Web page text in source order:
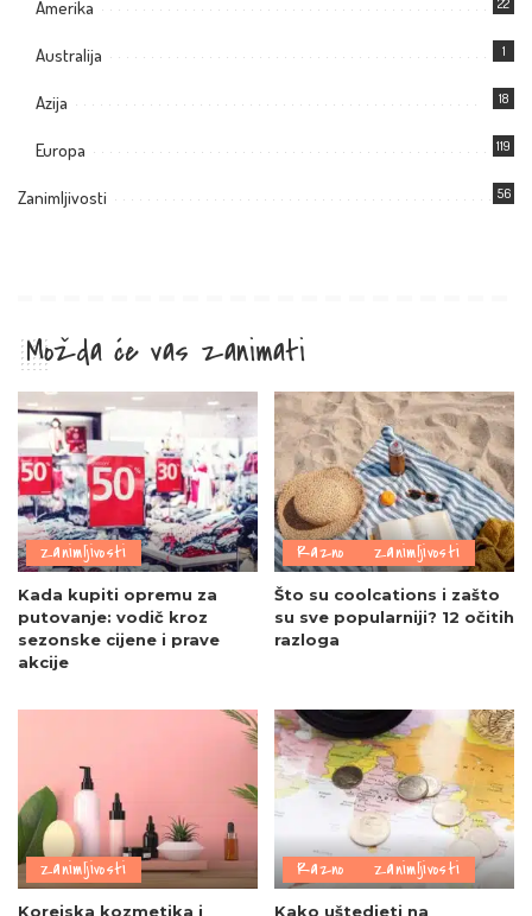
Amerika 22
Australija 1
Azija 18
Europa 119
Zanimljivosti 56
Možda će vas zanimati
Zanimljivosti
Kada kupiti opremu za
putovanje: vodič kroz
sezonske cijene i prave
akcije
Razno Zanimljivosti
Što su coolcations i zašto
su sve popularniji? 12 očitih
razloga
Zanimljivosti
Korejska kozmetika i
Razno Zanimljivosti
Kako uštedjeti na